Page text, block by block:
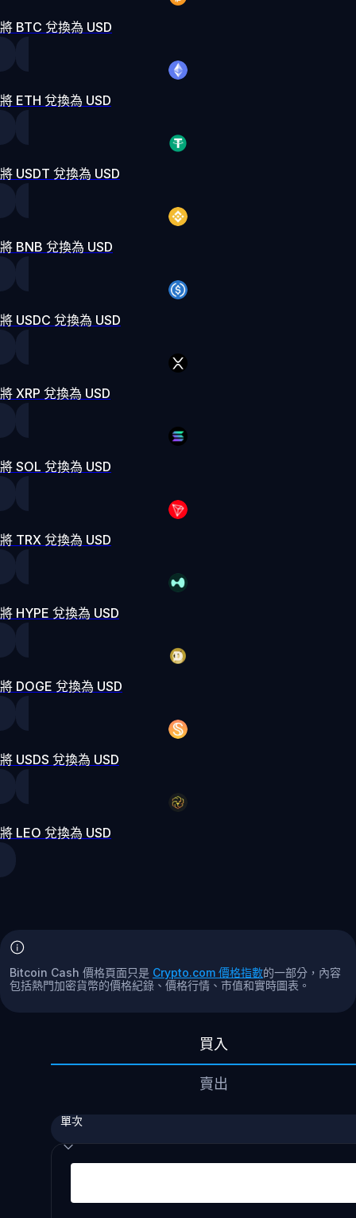
將 BTC 兌換為 USD
將 ETH 兌換為 USD
將 USDT 兌換為 USD
將 BNB 兌換為 USD
將 USDC 兌換為 USD
將 XRP 兌換為 USD
將 SOL 兌換為 USD
將 TRX 兌換為 USD
將 HYPE 兌換為 USD
將 DOGE 兌換為 USD
將 USDS 兌換為 USD
將 LEO 兌換為 USD
Bitcoin Cash 價格頁面只是 Crypto.com 價格指數的一部分，內容
包括熱門加密貨幣的價格紀錄、價格行情、市值和實時圖表。
買入
賣出
單次